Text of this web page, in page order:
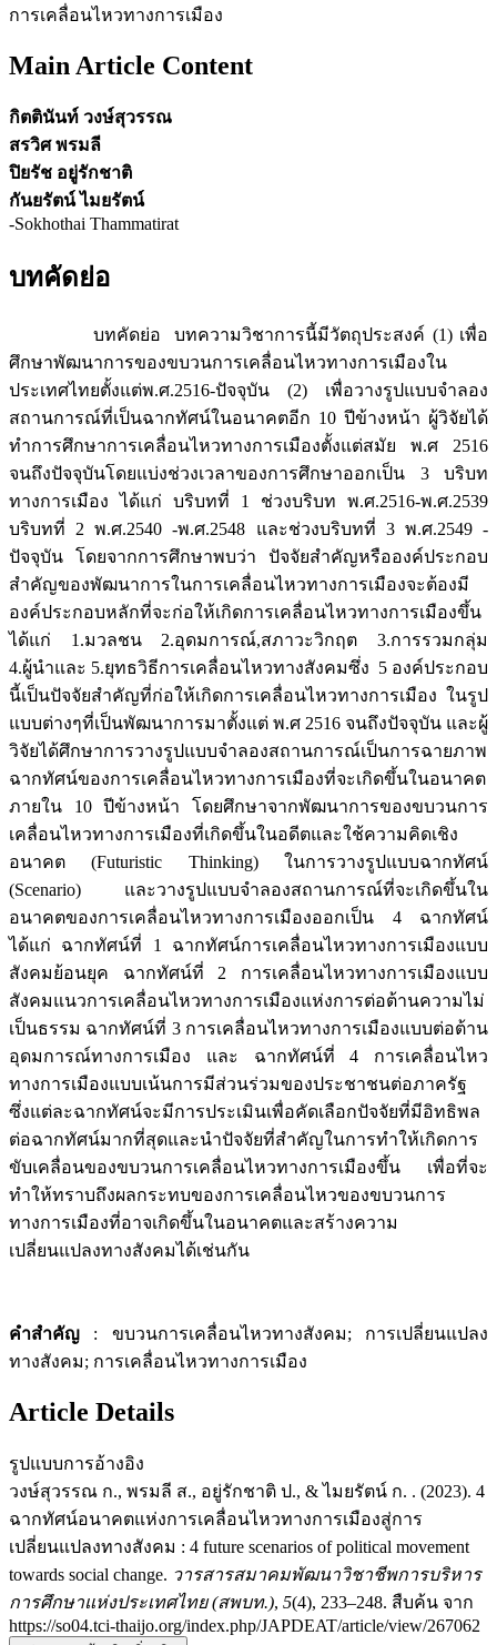
การเคลื่อนไหวทางการเมือง
Main Article Content
กิตตินันท์ วงษ์สุวรรณ
สรวิศ พรมลี
ปิยรัช อยู่รักชาติ
กันยรัตน์ ไมยรัตน์
-Sokhothai Thammatirat
บทคัดย่อ
บทคัดย่อ บทความวิชาการนี้มีวัตถุประสงค์ (1) เพื่อ
ศึกษาพัฒนาการของขบวนการเคลื่อนไหวทางการเมืองใน
ประเทศไทยตั้งแต่พ.ศ.2516-ปัจจุบัน (2) เพื่อวางรูปแบบจำลอง
สถานการณ์ที่เป็นฉากทัศน์ในอนาคตอีก 10 ปีข้างหน้า ผู้วิจัยได้
ทำการศึกษาการเคลื่อนไหวทางการเมืองตั้งแต่สมัย พ.ศ 2516
จนถึงปัจจุบันโดยแบ่งช่วงเวลาของการศึกษาออกเป็น 3 บริบท
ทางการเมือง ได้แก่ บริบทที่ 1 ช่วงบริบท พ.ศ.2516-พ.ศ.2539
บริบทที่ 2 พ.ศ.2540 -พ.ศ.2548 และช่วงบริบทที่ 3 พ.ศ.2549 -
ปัจจุบัน โดยจากการศึกษาพบว่า ปัจจัยสำคัญหรือองค์ประกอบ
สำคัญของพัฒนาการในการเคลื่อนไหวทางการเมืองจะต้องมี
องค์ประกอบหลักที่จะก่อให้เกิดการเคลื่อนไหวทางการเมืองขึ้น
ได้แก่ 1.มวลชน 2.อุดมการณ์,สภาวะวิกฤต 3.การรวมกลุ่ม
4.ผู้นำและ 5.ยุทธวิธีการเคลื่อนไหวทางสังคมซึ่ง 5 องค์ประกอบ
นี้เป็นปัจจัยสำคัญที่ก่อให้เกิดการเคลื่อนไหวทางการเมือง ในรูป
แบบต่างๆที่เป็นพัฒนาการมาตั้งแต่ พ.ศ 2516 จนถึงปัจจุบัน และผู้
วิจัยได้ศึกษาการวางรูปแบบจำลองสถานการณ์เป็นการฉายภาพ
ฉากทัศน์ของการเคลื่อนไหวทางการเมืองที่จะเกิดขึ้นในอนาคต
ภายใน 10 ปีข้างหน้า โดยศึกษาจากพัฒนาการของขบวนการ
เคลื่อนไหวทางการเมืองที่เกิดขึ้นในอดีตและใช้ความคิดเชิง
อนาคต (Futuristic Thinking) ในการวางรูปแบบฉากทัศน์
(Scenario) และวางรูปแบบจำลองสถานการณ์ที่จะเกิดขึ้นใน
อนาคตของการเคลื่อนไหวทางการเมืองออกเป็น 4 ฉากทัศน์
ได้แก่ ฉากทัศน์ที่ 1 ฉากทัศน์การเคลื่อนไหวทางการเมืองแบบ
สังคมย้อนยุค ฉากทัศน์ที่ 2 การเคลื่อนไหวทางการเมืองแบบ
สังคมแนวการเคลื่อนไหวทางการเมืองแห่งการต่อต้านความไม่
เป็นธรรม ฉากทัศน์ที่ 3 การเคลื่อนไหวทางการเมืองแบบต่อต้าน
อุดมการณ์ทางการเมือง และ ฉากทัศน์ที่ 4 การเคลื่อนไหว
ทางการเมืองแบบเน้นการมีส่วนร่วมของประชาชนต่อภาครัฐ
ซึ่งแต่ละฉากทัศน์จะมีการประเมินเพื่อคัดเลือกปัจจัยที่มีอิทธิพล
ต่อฉากทัศน์มากที่สุดและนำปัจจัยที่สำคัญในการทำให้เกิดการ
ขับเคลื่อนของขบวนการเคลื่อนไหวทางการเมืองขึ้น เพื่อที่จะ
ทำให้ทราบถึงผลกระทบของการเคลื่อนไหวของขบวนการ
ทางการเมืองที่อาจเกิดขึ้นในอนาคตและสร้างความ
เปลี่ยนแปลงทางสังคมได้เช่นกัน
คำสำคัญ : ขบวนการเคลื่อนไหวทางสังคม; การเปลี่ยนแปลง
ทางสังคม; การเคลื่อนไหวทางการเมือง
Article Details
รูปแบบการอ้างอิง
วงษ์สุวรรณ ก., พรมลี ส., อยู่รักชาติ ป., & ไมยรัตน์ ก. . (2023). 4
ฉากทัศน์อนาคตแห่งการเคลื่อนไหวทางการเมืองสู่การ
เปลี่ยนแปลงทางสังคม : 4 future scenarios of political movement
towards social change. วารสารสมาคมพัฒนาวิชาชีพการบริหาร
การศึกษาแห่งประเทศไทย (สพบท.), 5(4), 233–248. สืบค้น จาก
https://so04.tci-thaijo.org/index.php/JAPDEAT/article/view/267062